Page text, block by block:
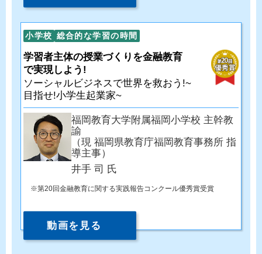
小学校 総合的な学習の時間
学習者主体の授業づくりを金融教育
で実現しよう!
ソーシャルビジネスで世界を救おう!~
目指せ!小学生起業家~
福岡教育大学附属福岡小学校 主幹教
諭
（現 福岡県教育庁福岡教育事務所 指
導主事）
井手 司 氏
第20回金融教育に関する実践報告コンクール優秀賞受賞
動画を見る